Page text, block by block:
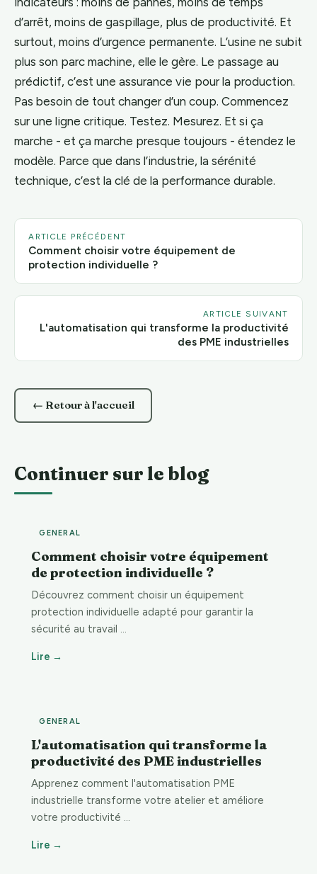
d’arrêt, moins de gaspillage, plus de productivité. Et
surtout, moins d’urgence permanente. L’usine ne subit
plus son parc machine, elle le gère. Le passage au
prédictif, c’est une assurance vie pour la production.
Pas besoin de tout changer d’un coup. Commencez
sur une ligne critique. Testez. Mesurez. Et si ça
marche - et ça marche presque toujours - étendez le
modèle. Parce que dans l’industrie, la sérénité
technique, c’est la clé de la performance durable.
ARTICLE PRÉCÉDENT
Comment choisir votre équipement de
protection individuelle ?
ARTICLE SUIVANT
L'automatisation qui transforme la productivité
des PME industrielles
← Retour à l'accueil
Continuer sur le blog
GENERAL
Comment choisir votre équipement
de protection individuelle ?
Découvrez comment choisir un équipement
protection individuelle adapté pour garantir la
sécurité au travail …
Lire →
GENERAL
L'automatisation qui transforme la
productivité des PME industrielles
Apprenez comment l'automatisation PME
industrielle transforme votre atelier et améliore
votre productivité …
Lire →